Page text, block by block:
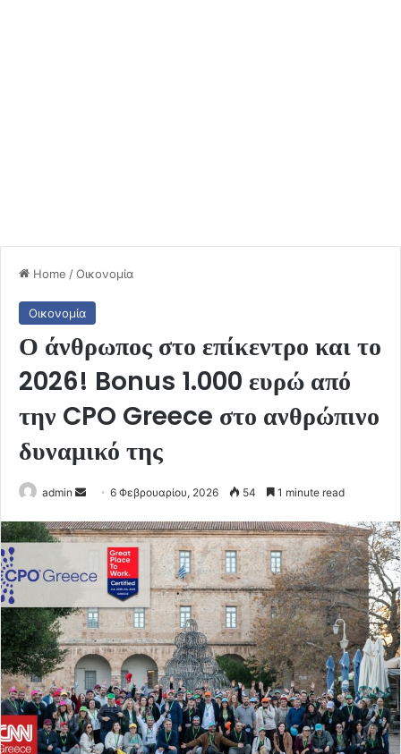
Home /Οικονομία
Οικονομία
Ο άνθρωπος στο επίκεντρο και το
2026! Bonus 1.000 ευρώ από
την CPO Greece στο ανθρώπινο
δυναμικό της
admin
Send
email
6 Φεβρουαρίου, 2026 54 1 minute read